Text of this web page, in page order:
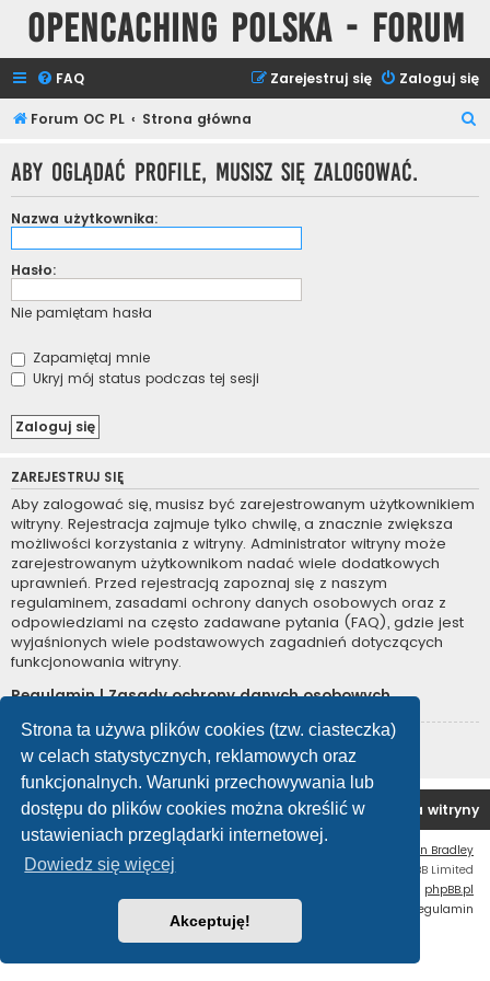
Strona ta używa plików cookies (tzw. ciasteczka)
w celach statystycznych, reklamowych oraz
funkcjonalnych. Warunki przechowywania lub
dostępu do plików cookies można określić w
ustawieniach przeglądarki internetowej.
Dowiedz się więcej
Akceptuję!
Opencaching Polska - Forum
FAQ Zaloguj się
Zarejestruj się
Forum OC PL Strona główna
k
Aby oglądać profile, musisz się zalogować.
Nazwa użytkownika:
Hasło:
Nie pamiętam hasła
Zapamiętaj mnie
Ukryj mój status podczas tej sesji
ZAREJESTRUJ SIĘ
Aby zalogować się, musisz być zarejestrowanym użytkownikiem
witryny. Rejestracja zajmuje tylko chwilę, a znacznie zwiększa
możliwości korzystania z witryny. Administrator witryny może
zarejestrowanym użytkownikom nadać wiele dodatkowych
uprawnień. Przed rejestracją zapoznaj się z naszym
regulaminem, zasadami ochrony danych osobowych oraz z
odpowiedziami na często zadawane pytania (FAQ), gdzie jest
wyjaśnionych wiele podstawowych zagadnień dotyczących
funkcjonowania witryny.
Regulamin|Zasady ochrony danych osobowych
Zarejestruj się
Forum OC PL Strona główna Usuń ciasteczka witryny
Ian Bradley
Technologię dostarcza
® Forum Software © phpBB Limited
phpBB.pl
Regulamin